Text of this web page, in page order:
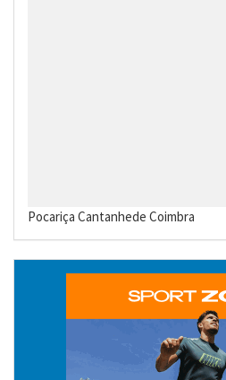
Pocariça Cantanhede Coimbra